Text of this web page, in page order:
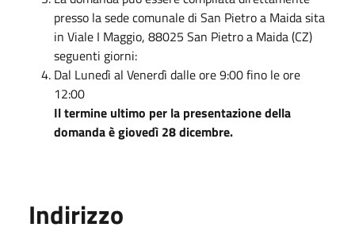
presso la sede comunale di San Pietro a Maida sita
in Viale I Maggio, 88025 San Pietro a Maida (CZ)
seguenti giorni:
Dal Lunedì al Venerdì dalle ore 9:00 fino le ore
12:00
Il termine ultimo per la presentazione della
domanda è giovedì 28 dicembre.
Indirizzo